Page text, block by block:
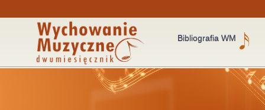
Bibliografia WM